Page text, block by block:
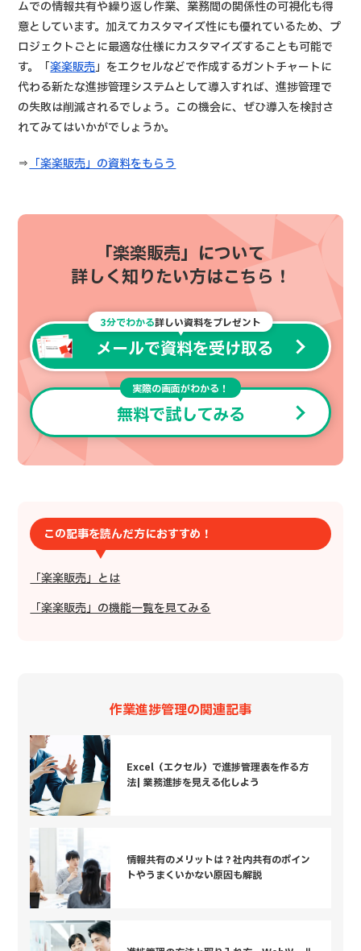
ムでの情報共有や繰り返し作業、業務間の関係性の可視化も得
意としています。加えてカスタマイズ性にも優れているため、プ
ロジェクトごとに最適な仕様にカスタマイズすることも可能で
す。「楽楽販売」をエクセルなどで作成するガントチャートに
代わる新たな進捗管理システムとして導入すれば、進捗管理で
の失敗は削減されるでしょう。この機会に、ぜひ導入を検討さ
れてみてはいかがでしょうか。
⇒ 「楽楽販売」の資料をもらう
「楽楽販売」について
詳しく知りたい方はこちら！
3分でわかる詳しい資料をプレゼント
メールで資料を受け取る
実際の画面がわかる！
無料で試してみる
この記事を読んだ方におすすめ！
「楽楽販売」とは
「楽楽販売」の機能一覧を見てみる
作業進捗管理の関連記事
Excel（エクセル）で進捗管理表を作る方
法| 業務進捗を見える化しよう
情報共有のメリットは？社内共有のポイン
トやうまくいかない原因も解説